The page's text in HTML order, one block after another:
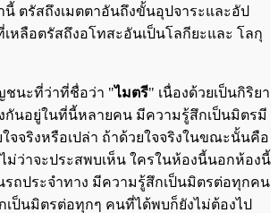
ตรัสถึงเมตตาอันถึงขั้นอุปจาระและอัป
หลือตรัสถึงอโทสะอันเป็นโลกียะและ โลกุ
นะที่ว่าที่ชื่อว่า "ไมตรี" เนื่องด้วยเป็นกิริยา
นอยู่ในที่นี้หลายคน มีความรู้สึกเป็นมิตรมี
จจริงหรือเปล่า ถ้าด้วยใจจริงในขณะนั้นคือ
ม่ว่าจะประสพบเห็น ใครในห้องนี้นอกห้องนี้
ถประจำทาง มีความรู้สึกเป็นมิตรต่อทุกคน
เป็นมิตรต่อทุกๆ คนที่ได้พบก็ยังไม่ต้องไป